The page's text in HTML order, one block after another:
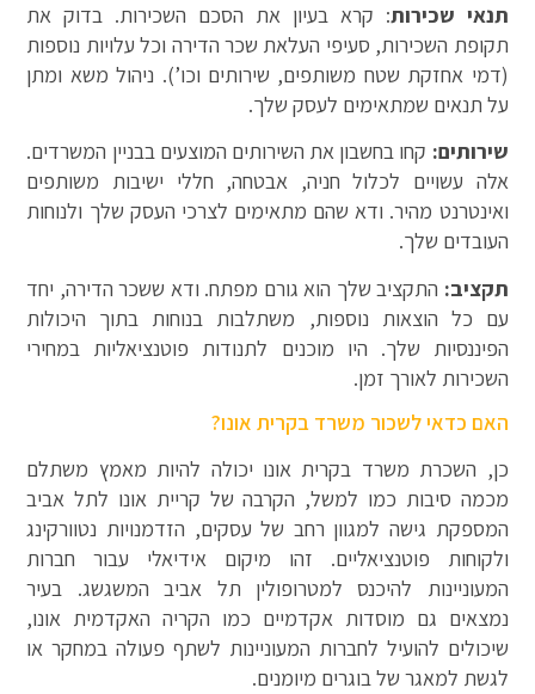
תנאי שכירות: קרא בעיון את הסכם השכירות. בדוק את
תקופת השכירות, סעיפי העלאת שכר הדירה וכל עלויות נוספות
(דמי אחזקת שטח משותפים, שירותים וכו’). ניהול משא ומתן
על תנאים שמתאימים לעסק שלך.
שירותים: קחו בחשבון את השירותים המוצעים בבניין המשרדים.
אלה עשויים לכלול חניה, אבטחה, חללי ישיבות משותפים
ואינטרנט מהיר. ודא שהם מתאימים לצרכי העסק שלך ולנוחות
העובדים שלך.
תקציב: התקציב שלך הוא גורם מפתח. ודא ששכר הדירה, יחד
עם כל הוצאות נוספות, משתלבות בנוחות בתוך היכולות
הפיננסיות שלך. היו מוכנים לתנודות פוטנציאליות במחירי
השכירות לאורך זמן.
האם כדאי לשכור משרד בקרית אונו?
כן, השכרת משרד בקרית אונו יכולה להיות מאמץ משתלם
מכמה סיבות כמו למשל, הקרבה של קריית אונו לתל אביב
המספקת גישה למגוון רחב של עסקים, הזדמנויות נטוורקינג
ולקוחות פוטנציאליים. זהו מיקום אידיאלי עבור חברות
המעוניינות להיכנס למטרופולין תל אביב המשגשג. בעיר
נמצאים גם מוסדות אקדמיים כמו הקריה האקדמית אונו,
שיכולים להועיל לחברות המעוניינות לשתף פעולה במחקר או
לגשת למאגר של בוגרים מיומנים.